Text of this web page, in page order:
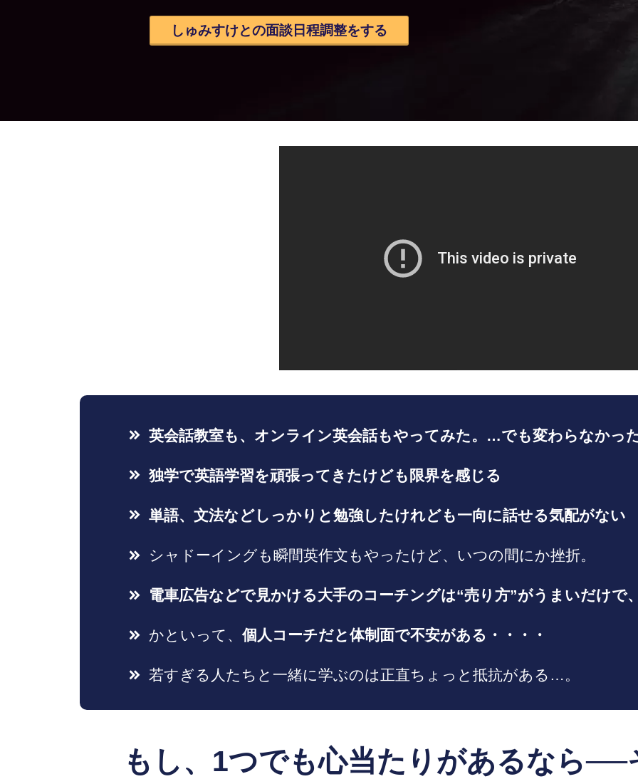
しゅみすけとの面談日程調整をする
英会話教室も、オンライン英会話もやってみた。…でも変わらなかっ
独学で英語学習を頑張ってきたけども限界を感じる
単語、文法などしっかりと勉強したけれども一向に話せる気配がない
シャドーイングも瞬間英作文もやったけど、いつの間にか挫折。
電車広告などで見かける大手のコーチングは“売り方”がうまいだけで
かといって、個人コーチだと体制面で不安がある・・・・
若すぎる人たちと一緒に学ぶのは正直ちょっと抵抗がある…。
もし、1つでも心当たりがあるなら──